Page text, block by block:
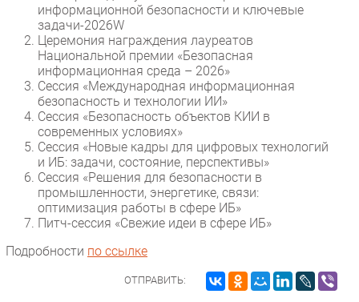
информационной безопасности и ключевые
задачи-2026W
Церемония награждения лауреатов
Национальной премии «Безопасная
информационная среда – 2026»
Сессия «Международная информационная
безопасность и технологии ИИ»
Сессия «Безопасность объектов КИИ в
современных условиях»
Сессия «Новые кадры для цифровых технологий
и ИБ: задачи, состояние, перспективы»
Сессия «Решения для безопасности в
промышленности, энергетике, связи:
оптимизация работы в сфере ИБ»
Питч-сессия «Свежие идеи в сфере ИБ»
Подробности по ссылке
ОТПРАВИТЬ: